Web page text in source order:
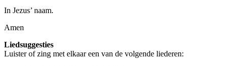
In Jezus’ naam.
Amen
Liedsuggesties
Luister of zing met elkaar een van de volgende liederen: